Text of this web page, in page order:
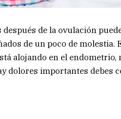
de la ovulación
de un poco de molestia.
alojando en el endometrio,
dolores importantes debes